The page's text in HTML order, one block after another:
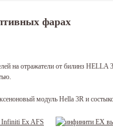
фарах
на отражатели от билинз HELLA
модуль Hella 3R и